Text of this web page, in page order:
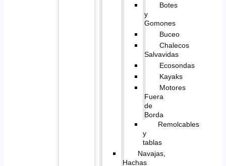
Botes
y
Gomones
Buceo
Chalecos
Salvavidas
Ecosondas
Kayaks
Motores
Fuera
de
Borda
Remolcables
y
tablas
Navajas,
Hachas